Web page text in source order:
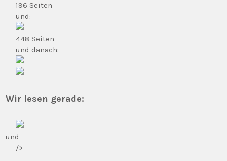
196 Seiten
und:
448 Seiten
und danach:
Wir lesen gerade:
und
/>